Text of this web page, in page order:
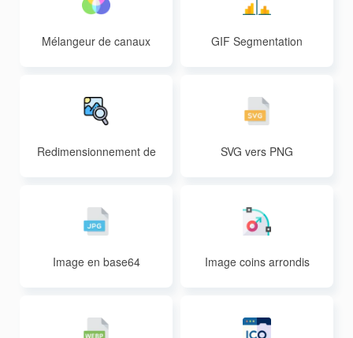
Mélangeur de canaux GIF Segmentation
Redimensionnement de
SVG vers PNG
Image en base64 Image coins arrondis